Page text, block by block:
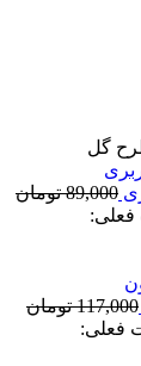
89,000 تومان
117,000 تومان
فعلی: